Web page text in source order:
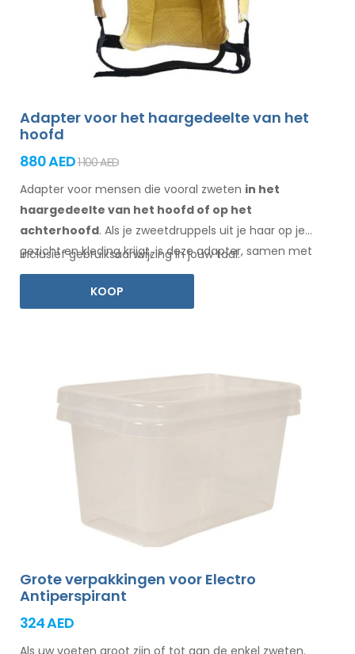
Adapter voor het haargedeelte van het
hoofd
880 AED1 100 AED
Adapter voor mensen die vooral zweten in het
haargedeelte van het hoofd of op het
achterhoofd. Als je zweetdruppels uit je haar op je
gezichten kledingkrijgt, is deze adapter, samen met
Electro Antiperspirant Forte of Electro Antiperspirant
ELITE, iets voor jou.
Inclusief gebruiksaanwijzing in jouw taal.
KOOP
Grote verpakkingen voor Electro
Antiperspirant
324 AED
Als uw voeten groot zijn of tot aan de enkel zweten.